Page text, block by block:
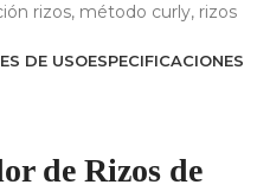
rizos, método curly, rizos
DE USOESPECIFICACIONES
de Rizos de